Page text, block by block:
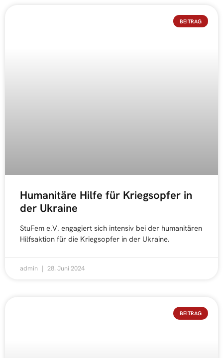
BEITRAG
Humanitäre Hilfe für Kriegsopfer in
der Ukraine
StuFem e.V. engagiert sich intensiv bei der humanitären
Hilfsaktion für die Kriegsopfer in der Ukraine.
admin 28. Juni 2024
BEITRAG